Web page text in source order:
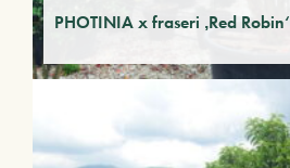
PHOTINIA x fraseri ‚Red Robin‘